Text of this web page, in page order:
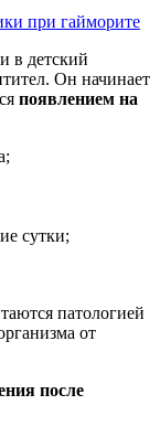
при гайморите
в детский
Он начинает
появлением на
сутки;
патологией
от
после